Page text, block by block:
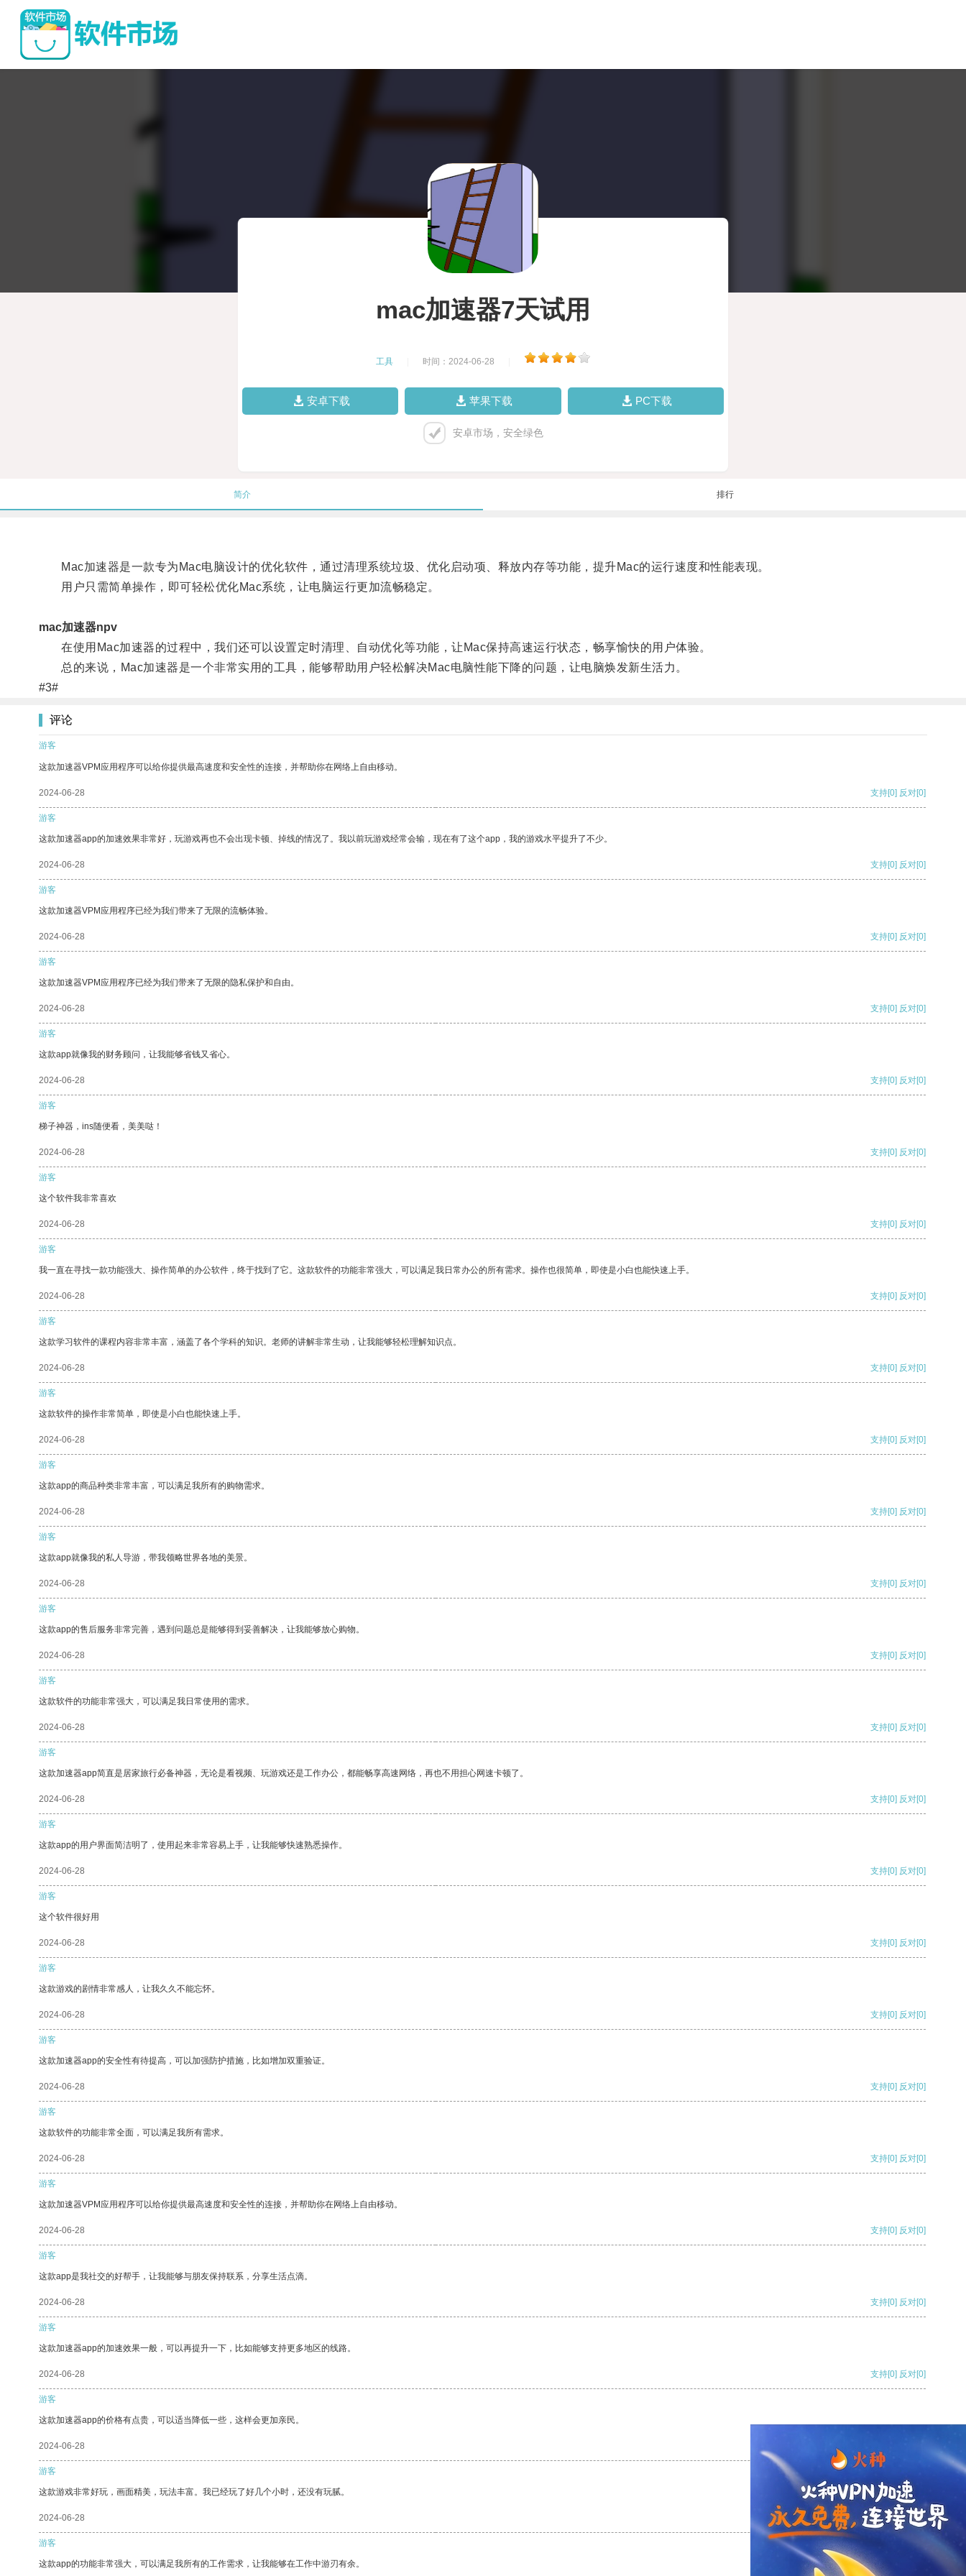
mac加速器7天试用
工具 时间：2024-06-28
安卓下载 苹果下载 PC下载
安卓市场，安全绿色
简介 排行
Mac加速器是一款专为Mac电脑设计的优化软件，通过清理系统垃圾、优化启动项、释放内存等功能，提升Mac的运行速度和性能表现。
用户只需简单操作，即可轻松优化Mac系统，让电脑运行更加流畅稳定。
mac加速器npv
在使用Mac加速器的过程中，我们还可以设置定时清理、自动优化等功能，让Mac保持高速运行状态，畅享愉快的用户体验。
总的来说，Mac加速器是一个非常实用的工具，能够帮助用户轻松解决Mac电脑性能下降的问题，让电脑焕发新生活力。
#3#
评论
游客
这款加速器VPM应用程序可以给你提供最高速度和安全性的连接，并帮助你在网络上自由移动。
2024-06-28 支持[0] 反对[0]
游客
这款加速器app的加速效果非常好，玩游戏再也不会出现卡顿、掉线的情况了。我以前玩游戏经常会输，现在有了这个app，我的游戏水平提升了不少。
2024-06-28 支持[0] 反对[0]
游客
这款加速器VPM应用程序已经为我们带来了无限的流畅体验。
2024-06-28 支持[0] 反对[0]
游客
这款加速器VPM应用程序已经为我们带来了无限的隐私保护和自由。
2024-06-28 支持[0] 反对[0]
游客
这款app就像我的财务顾问，让我能够省钱又省心。
2024-06-28 支持[0] 反对[0]
游客
梯子神器，ins随便看，美美哒！
2024-06-28 支持[0] 反对[0]
游客
这个软件我非常喜欢
2024-06-28 支持[0] 反对[0]
游客
我一直在寻找一款功能强大、操作简单的办公软件，终于找到了它。这款软件的功能非常强大，可以满足我日常办公的所有需求。操作也很简单，即使是小白也能快速上手。
2024-06-28 支持[0] 反对[0]
游客
这款学习软件的课程内容非常丰富，涵盖了各个学科的知识。老师的讲解非常生动，让我能够轻松理解知识点。
2024-06-28 支持[0] 反对[0]
游客
这款软件的操作非常简单，即使是小白也能快速上手。
2024-06-28 支持[0] 反对[0]
游客
这款app的商品种类非常丰富，可以满足我所有的购物需求。
2024-06-28 支持[0] 反对[0]
游客
这款app就像我的私人导游，带我领略世界各地的美景。
2024-06-28 支持[0] 反对[0]
游客
这款app的售后服务非常完善，遇到问题总是能够得到妥善解决，让我能够放心购物。
2024-06-28 支持[0] 反对[0]
游客
这款软件的功能非常强大，可以满足我日常使用的需求。
2024-06-28 支持[0] 反对[0]
游客
这款加速器app简直是居家旅行必备神器，无论是看视频、玩游戏还是工作办公，都能畅享高速网络，再也不用担心网速卡顿了。
2024-06-28 支持[0] 反对[0]
游客
这款app的用户界面简洁明了，使用起来非常容易上手，让我能够快速熟悉操作。
2024-06-28 支持[0] 反对[0]
游客
这个软件很好用
2024-06-28 支持[0] 反对[0]
游客
这款游戏的剧情非常感人，让我久久不能忘怀。
2024-06-28 支持[0] 反对[0]
游客
这款加速器app的安全性有待提高，可以加强防护措施，比如增加双重验证。
2024-06-28 支持[0] 反对[0]
游客
这款软件的功能非常全面，可以满足我所有需求。
2024-06-28 支持[0] 反对[0]
游客
这款加速器VPM应用程序可以给你提供最高速度和安全性的连接，并帮助你在网络上自由移动。
2024-06-28 支持[0] 反对[0]
游客
这款app是我社交的好帮手，让我能够与朋友保持联系，分享生活点滴。
2024-06-28 支持[0] 反对[0]
游客
这款加速器app的加速效果一般，可以再提升一下，比如能够支持更多地区的线路。
2024-06-28 支持[0] 反对[0]
游客
这款加速器app的价格有点贵，可以适当降低一些，这样会更加亲民。
2024-06-28
游客
这款游戏非常好玩，画面精美，玩法丰富。我已经玩了好几个小时，还没有玩腻。
2024-06-28 支持 [0] 反对[0]
游客
这款app的功能非常强大，可以满足我所有的工作需求，让我能够在工作中游刃有余。